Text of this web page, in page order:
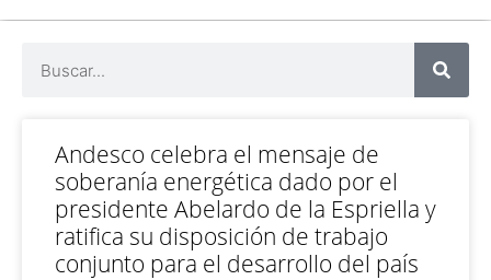
Andesco celebra el mensaje de
soberanía energética dado por el
presidente Abelardo de la Espriella y
ratifica su disposición de trabajo
conjunto para el desarrollo del país